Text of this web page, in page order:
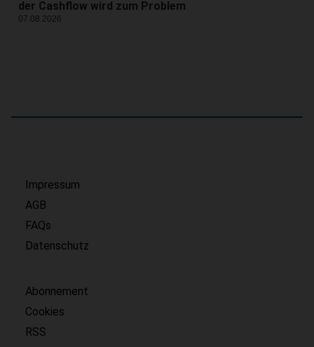
der Cashflow wird zum Problem
07.08.2026
Impressum
AGB
FAQs
Datenschutz
Abonnement
Cookies
RSS